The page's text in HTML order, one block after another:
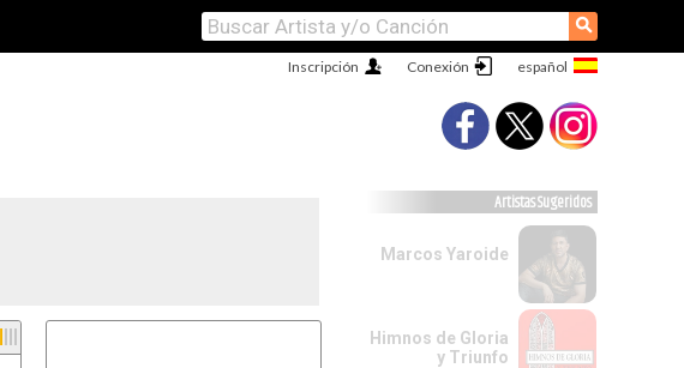
⚲
Conexión
Inscripción
Artistas Sugeridos
Marcos Yaroide
Himnos de Gloria
y Triunfo